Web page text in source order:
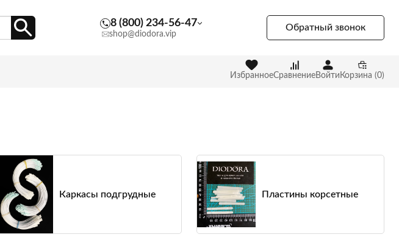
8 (800) 234-56-47
shop@diodora.vip
Обратный звонок
ИзбранноеСравнениеВойти Корзина (0)
Каркасы подгрудные Пластины корсетные